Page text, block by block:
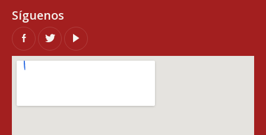
Síguenos